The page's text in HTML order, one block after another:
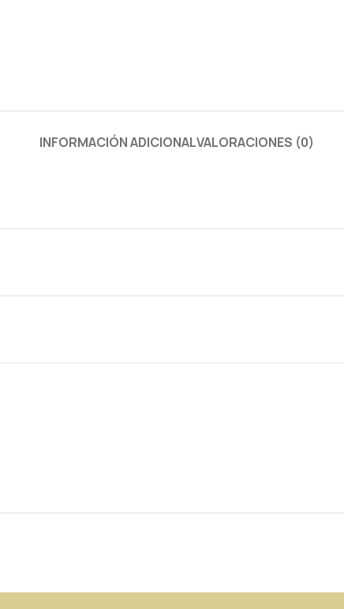
INFORMACIÓN ADICIONALVALORACIONES (0)